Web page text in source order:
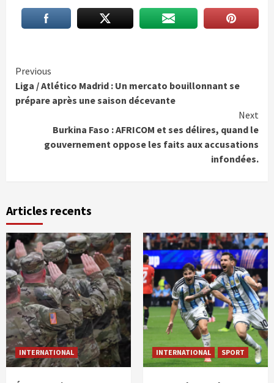
Continue
Reading
Previous
Liga / Atlético Madrid : Un mercato bouillonnant se
prépare après une saison décevante
Next
Burkina Faso : AFRICOM et ses délires, quand le
gouvernement oppose les faits aux accusations
infondées.
Articles recents
INTERNATIONAL INTERNATIONAL SPORT